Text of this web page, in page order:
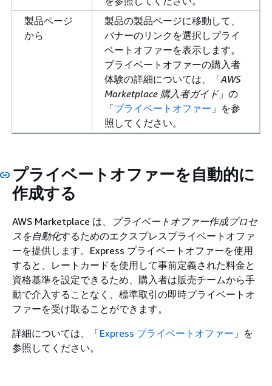
製品ページ
から
製品の製品ページに移動して、
バナーのリンクを選択しプライ
ベートオファーを表示します。
プライベートオファーの購入者
体験の詳細については、「AWS
Marketplace 購入者ガイド」の
「プライベートオファー 」を参
照してください。
プライベートオファーを自動的に
作成する
AWS Marketplace は、プライベートオファー作成プロセ
スを自動化するためのエクスプレスプライベートオファ
ーを提供します。Express プライベートオファーを使用
すると、レートカードを使用して事前定義された料金と
資格基準を設定できるため、購入者は販売チームから手
動で介入することなく、標準取引の即時プライベートオ
ファーを受け取ることができます。
詳細については、「Express プライベートオファー 」を
参照してください。